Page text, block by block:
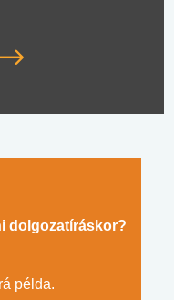
dolgozatíráskor?
példa.